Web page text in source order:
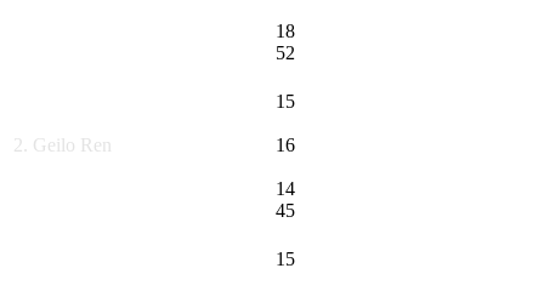
18
52
2. Geilo Ren
15
16
14
45
15